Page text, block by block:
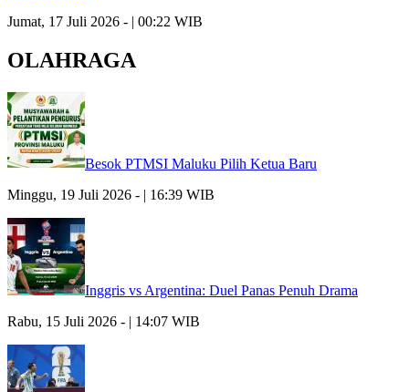
Jumat, 17 Juli 2026 - | 00:22 WIB
OLAHRAGA
Besok PTMSI Maluku Pilih Ketua Baru
Minggu, 19 Juli 2026 - | 16:39 WIB
Inggris vs Argentina: Duel Panas Penuh Drama
Rabu, 15 Juli 2026 - | 14:07 WIB